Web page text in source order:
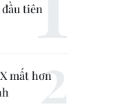
tiên
mất hơn